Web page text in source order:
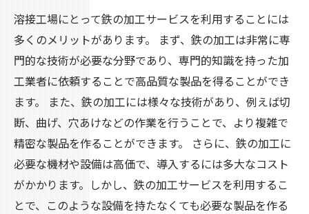
溶接工場にとって鉄の加工サービスを利用することには
多くのメリットがあります。 まず、鉄の加工は非常に専
門的な技術が必要な分野であり、専門的知識を持った加
工業者に依頼することで高品質な製品を得ることができ
ます。 また、鉄の加工には様々な技術があり、例えば切
断、曲げ、穴あけなどの作業を行うことで、より複雑で
精密な製品を作ることができます。 さらに、鉄の加工に
必要な機材や設備は高価で、導入するには多大なコスト
がかかります。しかし、鉄の加工サービスを利用するこ
とで、このような設備を持たなくても必要な製品を作る